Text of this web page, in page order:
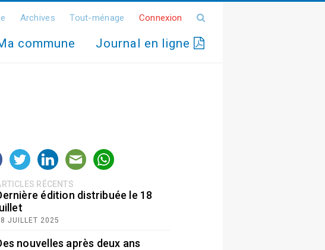
Archives Tout-ménage Connexion
commune Journal en ligne
RÉCENTS
édition distribuée le 18
JUILLET 2025
nouvelles après deux ans